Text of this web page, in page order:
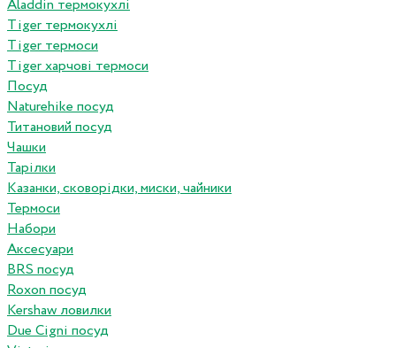
Aladdin термокухлі
Tiger термокухлі
Tiger термоси
Tiger харчові термоси
Посуд
Naturehike посуд
Титановий посуд
Чашки
Тарілки
Казанки, сковорідки, миски, чайники
Термоси
Набори
Аксесуари
BRS посуд
Roxon посуд
Kershaw ловилки
Due Cigni посуд